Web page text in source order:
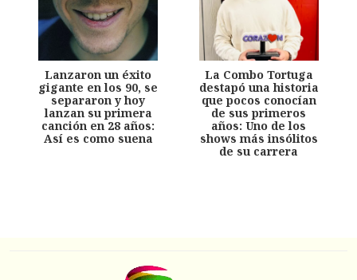
Lanzaron un éxito
gigante en los 90, se
separaron y hoy
lanzan su primera
canción en 28 años:
Así es como suena
La Combo Tortuga
destapó una historia
que pocos conocían
de sus primeros
años: Uno de los
shows más insólitos
de su carrera